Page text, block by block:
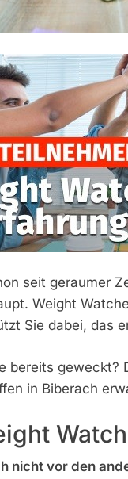
seit geraumer
Weight
Sie dabei, das
bereits geweckt?
in Biberach
nicht vor den